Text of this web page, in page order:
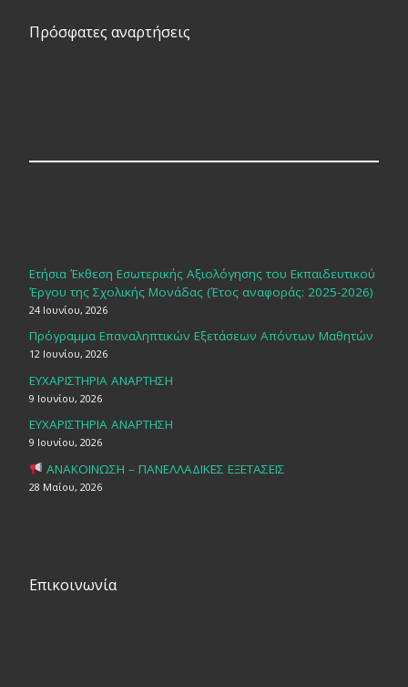
Πρόσφατες αναρτήσεις
Ετήσια Έκθεση Εσωτερικής Αξιολόγησης του Εκπαιδευτικού
Έργου της Σχολικής Μονάδας (Έτος αναφοράς: 2025-2026)
24 Ιουνίου, 2026
Πρόγραμμα Επαναληπτικών Εξετάσεων Απόντων Μαθητών
12 Ιουνίου, 2026
ΕΥΧΑΡΙΣΤΗΡΙΑ ΑΝΑΡΤΗΣΗ
9 Ιουνίου, 2026
ΕΥΧΑΡΙΣΤΗΡΙΑ ΑΝΑΡΤΗΣΗ
9 Ιουνίου, 2026
ΑΝΑΚΟΙΝΩΣΗ – ΠΑΝΕΛΛΑΔΙΚΕΣ ΕΞΕΤΑΣΕΙΣ
28 Μαΐου, 2026
Επικοινωνία